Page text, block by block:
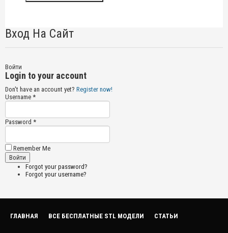
Вход На Сайт
Войти
Login to your account
Don't have an account yet? Register now!
Username *
Password *
Remember Me
Forgot your password?
Forgot your username?
ГЛАВНАЯ ВСЕ БЕСПЛАТНЫЕ STL МОДЕЛИ СТАТЬИ